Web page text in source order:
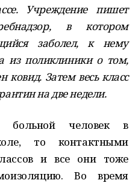
Учреждение пишет
в котором
заболел, к нему
из поликлиники о том,
ковид. Затем весь класс
на две недели.
больной человек в
то контактными
и все они тоже
Во время